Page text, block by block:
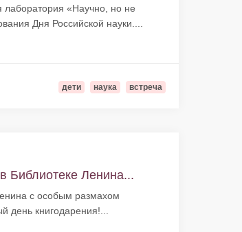
лаборатория «Научно, но не
Дня Российской науки....
дети наука встреча
Библиотеке Ленина...
с особым размахом
день книгодарения!...